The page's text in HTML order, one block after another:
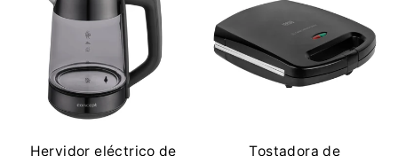
Hervidor eléctrico de
Tostadora de